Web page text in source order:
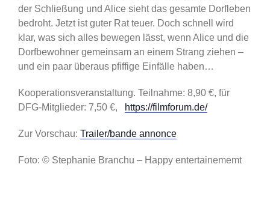
der Schließung und Alice sieht das gesamte Dorfleben
bedroht. Jetzt ist guter Rat teuer. Doch schnell wird
klar, was sich alles bewegen lässt, wenn Alice und die
Dorfbewohner gemeinsam an einem Strang ziehen –
und ein paar überaus pfiffige Einfälle haben…
Kooperationsveranstaltung. Teilnahme: 8,90 €, für
DFG-Mitglieder: 7,50 €,
https://filmforum.de/
Zur Vorschau: Trailer/bande annonce
Foto: © Stephanie Branchu – Happy entertainememt